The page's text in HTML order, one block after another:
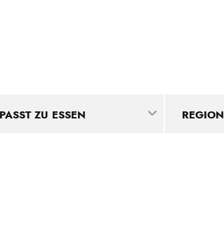
PASST ZU ESSEN REGION